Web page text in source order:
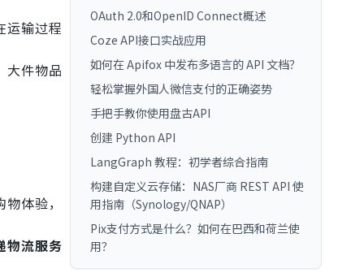
运输过程
大件物品
体验，
物流服务
OAuth 2.0和OpenID Connect概述
Coze API接口实战应用
如何在 Apifox 中发布多语言的 API 文档？
轻松掌握外国人微信支付的正确姿势
手把手教你使用盘古API
创建 Python API
LangGraph 教程：初学者综合指南
构建自定义云存储：NAS厂商 REST API 使
用指南（Synology/QNAP）
Pix支付方式是什么？如何在巴西和荷兰使
用？